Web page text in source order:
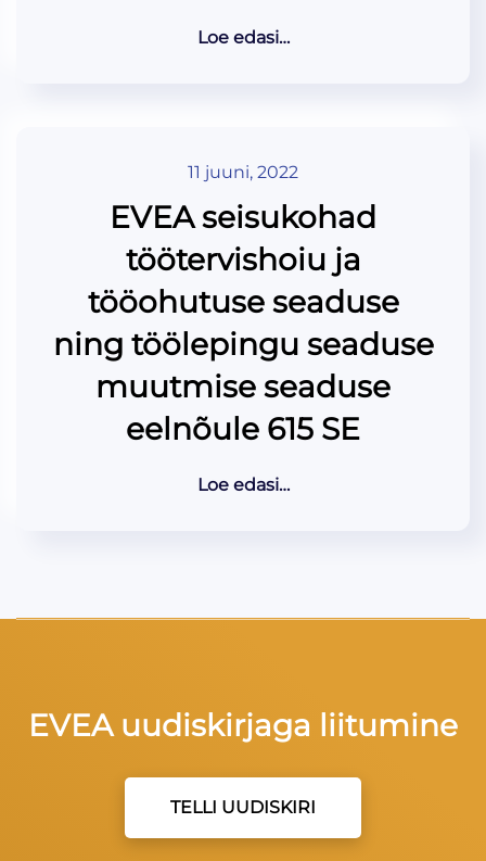
Loe edasi…
11 juuni, 2022
EVEA seisukohad
töötervishoiu ja
tööohutuse seaduse
ning töölepingu seaduse
muutmise seaduse
eelnõule 615 SE
Loe edasi…
EVEA uudiskirjaga liitumine
TELLI UUDISKIRI